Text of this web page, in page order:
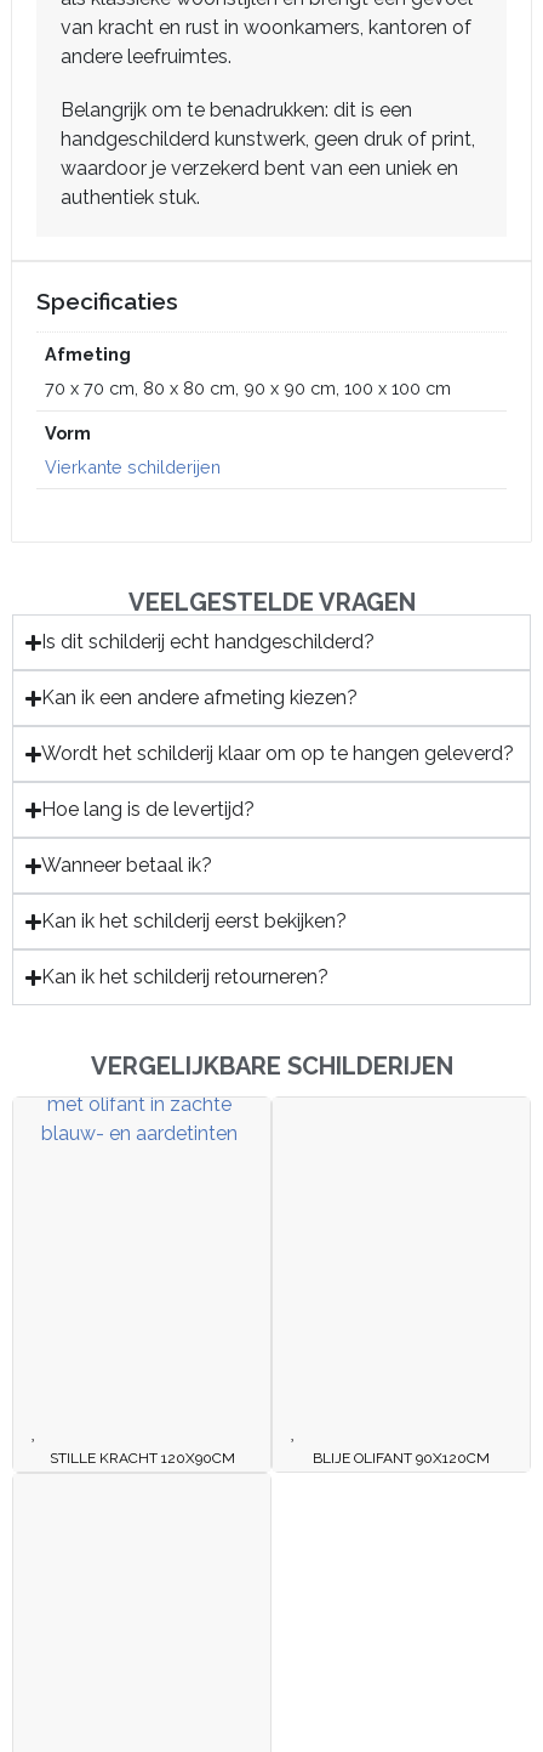
van kracht en rust in woonkamers, kantoren of
andere leefruimtes.
Belangrijk om te benadrukken: dit is een
handgeschilderd kunstwerk, geen druk of print,
waardoor je verzekerd bent van een uniek en
authentiek stuk.
Specificaties
Afmeting
70 x 70 cm, 80 x 80 cm, 90 x 90 cm, 100 x 100 cm
Vorm
Vierkante schilderijen
VEELGESTELDE VRAGEN
Is dit schilderij echt handgeschilderd?
Kan ik een andere afmeting kiezen?
Wordt het schilderij klaar om op te hangen geleverd?
Hoe lang is de levertijd?
Wanneer betaal ik?
Kan ik het schilderij eerst bekijken?
Kan ik het schilderij retourneren?
VERGELIJKBARE SCHILDERIJEN
STILLE KRACHT 120X90CM BLIJE OLIFANT 90X120CM